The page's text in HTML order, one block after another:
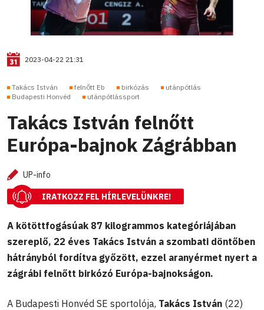
2023-04-22 21:31
Takács István felnőtt Eb birkózás
utánpótlás
Budapesti Honvéd
utánpótlássport
Takács István felnőtt
Európa-bajnok Zágrábban
UP-info
IRATKOZZ FEL HÍRLEVELÜNKRE!
A kötöttfogásúak 87 kilogrammos kategóriájában
szereplő, 22 éves Takács István a szombati döntőben
hátrányból fordítva győzött, ezzel aranyérmet nyert a
zágrábi felnőtt birkózó Európa-bajnokságon.
A Budapesti Honvéd SE sportolója, Takács István (22)